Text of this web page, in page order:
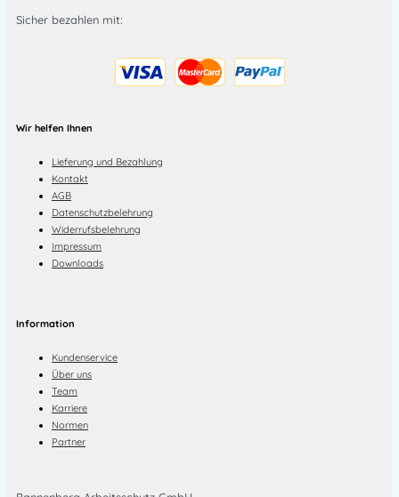
Sicher bezahlen mit:
Wir helfen Ihnen
Lieferung und Bezahlung
Kontakt
AGB
Datenschutzbelehrung
Widerrufsbelehrung
Impressum
Downloads
Information
Kundenservice
Über uns
Team
Karriere
Normen
Partner